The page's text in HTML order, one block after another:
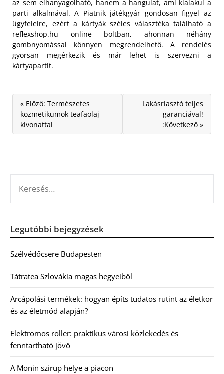
az sem elhanyagolható, hanem a hangulat, ami kialakul a
parti alkalmával. A Piatnik játékgyár gondosan figyel az
ügyfeleire, ezért a kártyák széles választéka található a
reflexshop.hu online boltban, ahonnan néhány
gombnyomással könnyen megrendelhető. A rendelés
gyorsan megérkezik és már lehet is szervezni a
kártyapartit.
« Előző: Természetes
kozmetikumok teafaolaj
kivonattal
Lakásriasztó teljes
garanciával!
:Következő »
Legutóbbi bejegyzések
Szélvédőcsere Budapesten
Tátratea Szlovákia magas hegyeiből
Arcápolási termékek: hogyan építs tudatos rutint az életkor
és az életmód alapján?
Elektromos roller: praktikus városi közlekedés és
fenntartható jövő
A Monin szirup helye a piacon